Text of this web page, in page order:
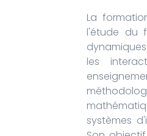
La
l'étude du
les
systèmes